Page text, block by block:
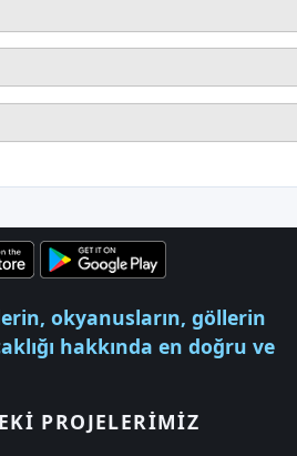
okyanusların, göllerin
hakkında en doğru ve
PROJELERIMIZ